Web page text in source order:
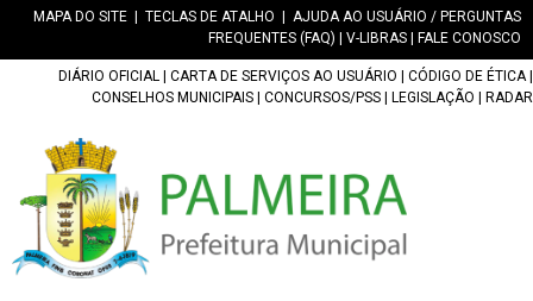
MAPA DO SITE TECLAS DE ATALHO
AJUDA AO USUÁRIO / PERGUNTAS
FREQUENTES (FAQ)
V-LIBRAS FALE CONOSCO
DIÁRIO OFICIAL CARTA DE SERVIÇOS AO USUÁRIO CÓDIGO DE ÉTICA|
CONSELHOS MUNICIPAIS
CONCURSOS/PSS LEGISLAÇÃO RADAR